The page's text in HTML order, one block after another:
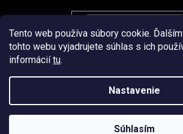
Tento web používa súbory cookie.
tohto webu vyjadrujete súhlas s ich
informáciítu.
Nastavenie
Súhlasím
Přihlásit se
VytvořilŠtefan Mazáň
Procarosa.sk. Všetky